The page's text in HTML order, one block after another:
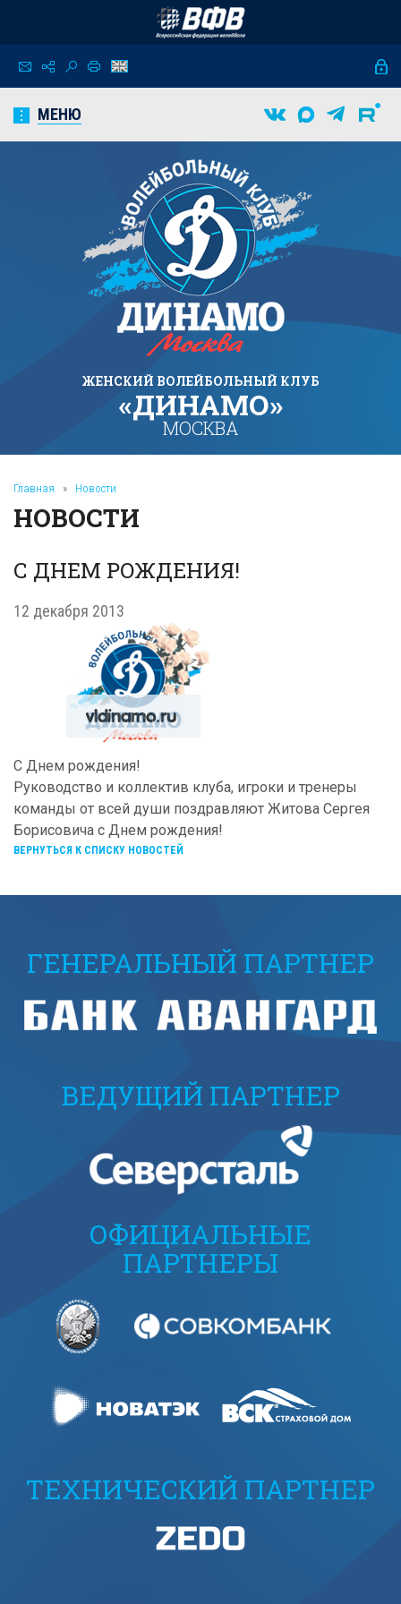
МЕНЮ
ЖЕНСКИЙ ВОЛЕЙБОЛЬНЫЙ КЛУБ
«ДИНАМО»
МОСКВА
Главная » Новости
НОВОСТИ
С ДНЕМ РОЖДЕНИЯ!
12 декабря 2013
С Днем рождения!
Руководство и коллектив клуба, игроки и тренеры
команды от всей души поздравляют Житова Сергея
Борисовича с Днем рождения!
ВЕРНУТЬСЯ К СПИСКУ НОВОСТЕЙ
ГЕНЕРАЛЬНЫЙ ПАРТНЕР
ВЕДУЩИЙ ПАРТНЕР
ОФИЦИАЛЬНЫЕ
ПАРТНЕРЫ
ТЕХНИЧЕСКИЙ ПАРТНЕР